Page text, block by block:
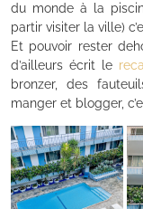
du monde à la
partir visiter la ville)
Et pouvoir rester
d’ailleurs écrit le
bronzer, des
manger et blogger,